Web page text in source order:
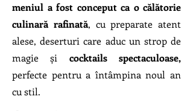
meniul a fost conceput ca o călătorie
culinară rafinată, cu preparate atent
alese, deserturi care aduc un strop de
magie și cocktails spectaculoase,
perfecte pentru a întâmpina noul an
cu stil.